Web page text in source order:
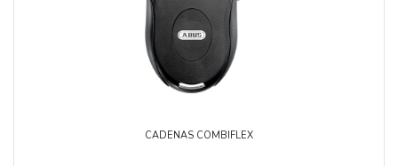
CADENAS COMBIFLEX